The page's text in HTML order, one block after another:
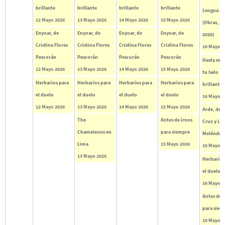
Lengua
(Obras,
2026)
16 Mayo
Hasta
tu lado
brillante
16 Mayo
Arde, de
Cruz y
Meléndez
16 Mayo
el duelo
16 Mayo
Antes de
para
16 Mayo
brillante
12 Mayo 2026
Enyoar, de
Cristina Flores
Pescorán
12 Mayo 2026
Herbarios para
el duelo
12 Mayo 2026
brillante
13 Mayo 2026
Enyoar, de
Cristina Flores
Pescorán
13 Mayo 2026
Herbarios para
el duelo
13 Mayo 2026
The
Chameleons en
Lima
13 Mayo 2026
brillante
14 Mayo 2026
Enyoar, de
Cristina Flores
Pescorán
14 Mayo 2026
Herbarios para
el duelo
14 Mayo 2026
brillante
15 Mayo 2026
Enyoar, de
Cristina Flores
Pescorán
15 Mayo 2026
Herbarios para
el duelo
15 Mayo 2026
Antes de irnos
para siempre
15 Mayo 2026